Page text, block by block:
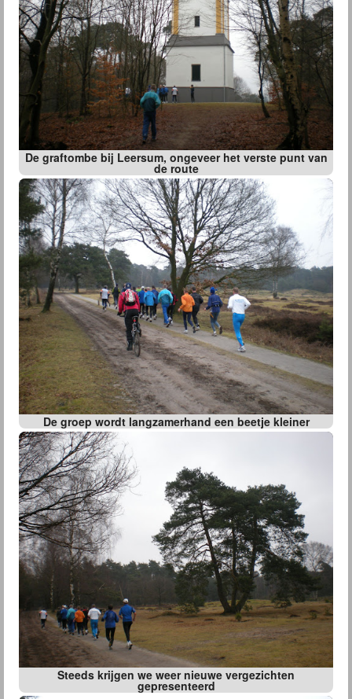
De graftombe bij Leersum, ongeveer het verste punt van
de route
De groep wordt langzamerhand een beetje kleiner
Steeds krijgen we weer nieuwe vergezichten
gepresenteerd